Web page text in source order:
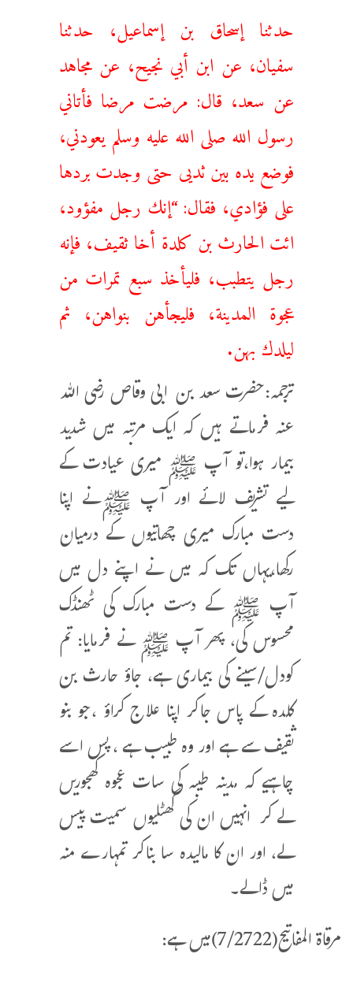
حدثنا إسحاق بن إسماعيل، حدثنا
سفيان، عن ابن أبي نجيح، عن مجاهد
عن سعد، قال: مرضت مرضا فأتاني
رسول الله صلى الله عليه وسلم يعودني،
فوضع يده بين ثديى حتى وجدت بردها
على فؤادي، فقال: “إنك رجل مفؤود،
ائت الحارث بن كلدة أخا ثقيف، فإنه
رجل يتطبب، فليأخذ سبع تمرات من
عجوة المدينة، فليجأهن بنواهن، ثم
ليلدك بهن.
ترجمہ:حضرت سعد بن ابی وقاص رضی اللہ
عنہ فرماتے ہیں کہ ایک مرتبہ میں شدید
بیمار ہوا،تو آپ ﷺ میری عیادت کے
لیے تشریف لائے اور آپ ﷺنے اپنا
دست مبارک میری چھاتیوں کے درمیان
رکھا،یہاں تک کہ میں نے اپنے دل میں
آپ ﷺ کے دست مبارک کی ٹھنڈک
محسوس کی، پھر آپ ﷺ نے فرمایا: تم
کودل/سینے کی بیماری ہے، جاؤ حارث بن
کلدہ کے پاس جاکر اپنا علاج کراؤ ،جو بنو
ثقیف سے ہے اور وہ طبیب ہے ، پس اسے
چاہیے کہ مدینہ طیبہ کی سات عجوہ کھجوریں
لے کر انہیں ان کی گھٹلیوں سمیت پیس
لے، اور ان کا مالیدہ سا بناکر تمہارے منہ
میں ڈالے۔
مرقاۃ المفاتیح(7/2722)میں ہے: